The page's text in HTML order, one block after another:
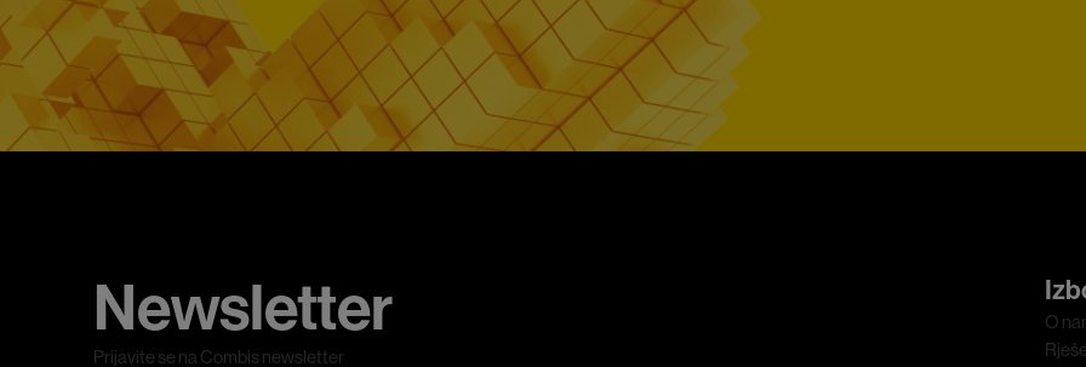
Newsletter
Prijavite se na Combis newsletter
O